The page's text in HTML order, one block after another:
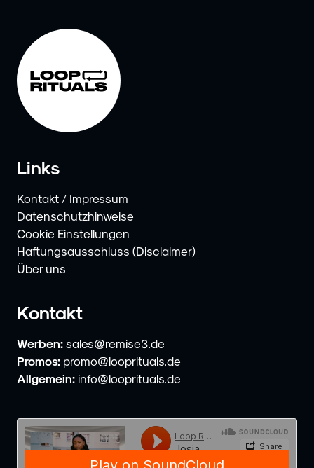
Links
Kontakt / Impressum
Datenschutzhinweise
Cookie Einstellungen
Haftungsausschluss (Disclaimer)
Über uns
Kontakt
Werben: sales@remise3.de
Promos: promo@looprituals.de
Allgemein: info@looprituals.de